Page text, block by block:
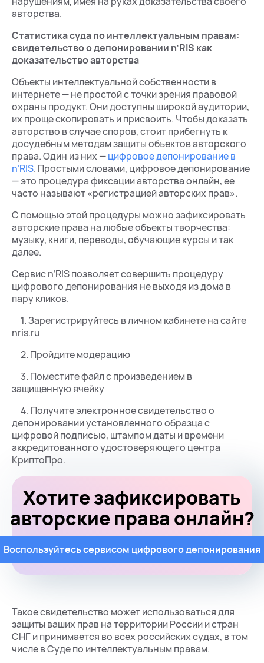
авторства.
Статистика суда по интеллектуальным правам:
свидетельство о депонировании n’RIS как
доказательство авторства
Объекты интеллектуальной собственности в
интернете — не простой с точки зрения правовой
охраны продукт. Они доступны широкой аудитории,
их проще скопировать и присвоить. Чтобы доказать
авторство в случае споров, стоит прибегнуть к
досудебным методам защиты объектов авторского
права. Один из них —цифровое депонирование в
n’RIS. Простыми словами, цифровое депонирование
— это процедура фиксации авторства онлайн, ее
часто называют «регистрацией авторских прав».
С помощью этой процедуры можно зафиксировать
авторские права на любые объекты творчества:
музыку, книги, переводы, обучающие курсы и так
далее.
Сервис n’RIS позволяет совершить процедуру
цифрового депонирования не выходя из дома в
пару кликов.
1. Зарегистрируйтесь в личном кабинете на сайте
nris.ru
2. Пройдите модерацию
3. Поместите файл с произведением в
защищенную ячейку
4. Получите электронное свидетельство о
депонировании установленного образца с
цифровой подписью, штампом даты и времени
аккредитованного удостоверяющего центра
КриптоПро.
Хотите зафиксировать
авторские права онлайн?
Воспользуйтесь сервисом цифрового депонирования
Такое свидетельство может использоваться для
защиты ваших прав на территории России и стран
СНГ и принимается во всех российских судах, в том
числе в Суде по интеллектуальным правам.